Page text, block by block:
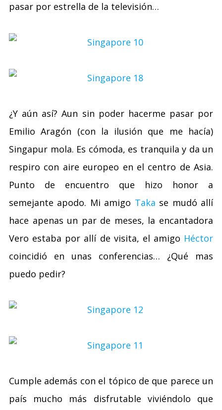
pasar por estrella de la televisión…
¿Y aún así? Aun sin poder hacerme pasar por
Emilio Aragón (con la ilusión que me hacía)
Singapur mola. Es cómoda, es tranquila y da un
respiro con aire europeo en el centro de Asia.
Punto de encuentro que hizo honor a
semejante apodo. Mi amigo Taka se mudó allí
hace apenas un par de meses, la encantadora
Vero estaba por allí de visita, el amigo Héctor
coincidió en unas conferencias… ¿Qué mas
puedo pedir?
Cumple además con el tópico de que parece un
país mucho más disfrutable viviéndolo que